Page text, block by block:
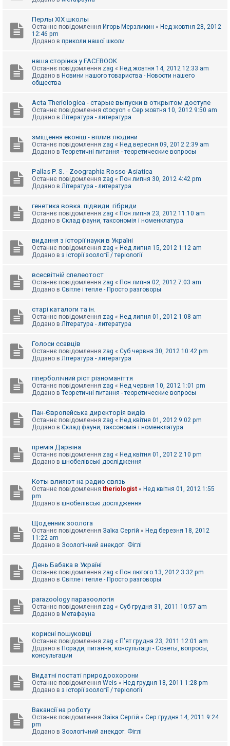
Перлы ХІХ школы
Останнє повідомлення Игорь Мерзликин « Нед жовтня 28, 2012
12:46 pm
Додано в приколи нашої школи
наша сторінка у FACEBOOK
Останнє повідомлення zag « Нед жовтня 14, 2012 12:33 am
Додано в Новини нашого товариства - Новости нашего
общества
Acta Theriologica - старые выпуски в открытом доступе
Останнє повідомлення otocyon « Сер жовтня 10, 2012 9:50 am
Додано в Література - литература
зміщення еконіш - вплив людини
Останнє повідомлення zag « Нед вересня 09, 2012 2:39 am
Додано в Теоретичні питання - теоретические вопросы
Pallas P. S. - Zoographia Rosso-Asiatica
Останнє повідомлення zag « Пон липня 30, 2012 4:42 pm
Додано в Література - литература
генетика вовка. підвиди. гібриди
Останнє повідомлення zag « Пон липня 23, 2012 11:10 am
Додано в Склад фауни, таксономія і номенклатура
видання з історії науки в Україні
Останнє повідомлення zag « Нед липня 15, 2012 1:12 am
Додано в з історії зоології / теріології
всесвітній спелеотост
Останнє повідомлення zag « Пон липня 02, 2012 7:03 am
Додано в Світле і тепле - Просто разговоры
старі каталоги та ін.
Останнє повідомлення zag « Нед липня 01, 2012 1:08 am
Додано в Література - литература
Голоси ссавців
Останнє повідомлення zag « Суб червня 30, 2012 10:42 pm
Додано в Література - литература
гіперболічний ріст різноманіття
Останнє повідомлення zag « Нед червня 10, 2012 1:01 pm
Додано в Теоретичні питання - теоретические вопросы
Пан-Європейська директорія видів
Останнє повідомлення zag « Нед квітня 01, 2012 9:02 pm
Додано в Склад фауни, таксономія і номенклатура
премія Дарвіна
Останнє повідомлення zag « Нед квітня 01, 2012 2:10 pm
Додано в шнобелівські дослідження
Коты влияют на радио связь
Останнє повідомлення theriologist « Нед квітня 01, 2012 1:55
pm
Додано в шнобелівські дослідження
Щоденник зоолога
Останнє повідомлення Заїка Сергій « Нед березня 18, 2012
11:22 am
Додано в Зоологічний анекдот. Фіглі
День Бабака в Україні
Останнє повідомлення zag « Пон лютого 13, 2012 3:32 pm
Додано в Світле і тепле - Просто разговоры
parazoology паразоологія
Останнє повідомлення zag « Суб грудня 31, 2011 10:57 am
Додано в Метафауна
корисні пошуковці
Останнє повідомлення zag « П'ят грудня 23, 2011 12:01 am
Додано в Поради, питання, консультації - Советы, вопросы,
консультации
Видатні постаті природоохорони
Останнє повідомлення Weis « Нед грудня 18, 2011 1:28 pm
Додано в з історії зоології / теріології
Вакансії на роботу
Останнє повідомлення Заїка Сергій « Сер грудня 14, 2011 9:24
pm
Додано в Зоологічний анекдот. Фіглі